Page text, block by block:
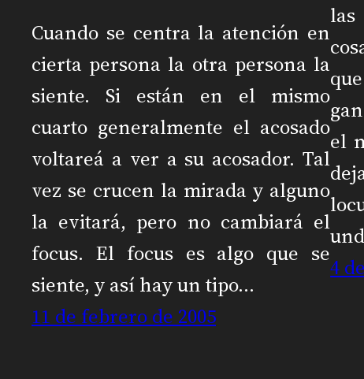
Cuando se centra la atención en
cierta persona la otra persona la
siente. Si están en el mismo
cuarto generalmente el acosado
voltareá a ver a su acosador. Tal
vez se crucen la mirada y alguno
la evitará, pero no cambiará el
focus. El focus es algo que se
siente, y así hay un tipo…
11 de febrero de 2005
las
el
4